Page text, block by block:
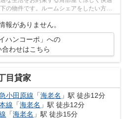
の物件です。ルームシェアをしたい方は
報がありません。
ハンコーポ」への
合わせはこちら
目貸家
小田原線 「海老名 」駅 徒歩12分
線 「海老名 」駅 徒歩12分
「海老名 」駅 徒歩15分